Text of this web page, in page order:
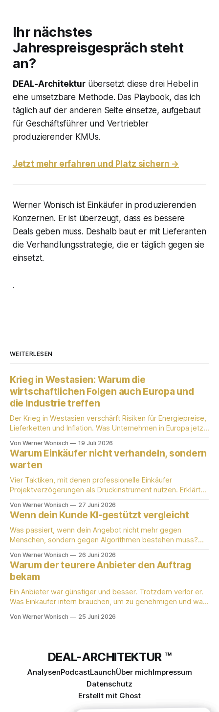
Ihr nächstes
Jahrespreisgespräch steht
an?
DEAL-Architekturübersetzt diese drei Hebel in
eine umsetzbare Methode. Das Playbook, das ich
täglich auf der anderen Seite einsetze, aufgebaut
für Geschäftsführer und Vertriebler
produzierender KMUs.
Jetzt mehr erfahren und Platz sichern →
Werner Wonisch ist Einkäufer in produzierenden
Konzernen. Er ist überzeugt, dass es bessere
Deals geben muss. Deshalb baut er mit Lieferanten
die Verhandlungsstrategie, die er täglich gegen sie
einsetzt.
.
WEITERLESEN
Krieg in Westasien: Warum die
wirtschaftlichen Folgen auch Europa und
die Industrie treffen
Der Krieg in Westasien verschärft Risiken für Energiepreise,
Lieferketten und Inflation. Was Unternehmen in Europa jetzt
Von Werner Wonisch 19 Juli 2026
Warum Einkäufer nicht verhandeln, sondern
warten
Vier Taktiken, mit denen professionelle Einkäufer
Projektverzögerungen als Druckinstrument nutzen. Erklärt
B2B-Erfahrung.
Von Werner Wonisch 27 Juni 2026
Wenn dein Kunde KI-gestützt vergleicht
Was passiert, wenn dein Angebot nicht mehr gegen
Menschen, sondern gegen Algorithmen bestehen muss?
produzierende KMU.
Von Werner Wonisch 26 Juni 2026
Warum der teurere Anbieter den Auftrag
bekam
Ein Anbieter war günstiger und besser. Trotzdem verlor er.
Was Einkäufer intern brauchen, um zu genehmigen und was
Von Werner Wonisch 25 Juni 2026
DEAL-ARCHITEKTUR ™
AnalysenPodcastLaunchÜber michImpressum
Datenschutz
Erstellt mit Ghost